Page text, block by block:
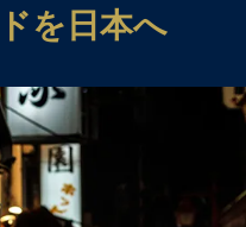
を日本へ